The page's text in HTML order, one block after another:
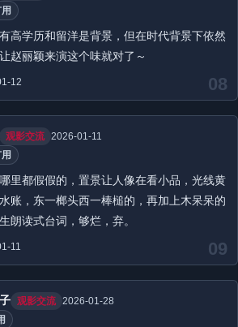
08
高学历和留洋是背景，但在时代背景下依然
赵丽颖来演这个味就对了～
12
09
观影交流 2026-01-11
里都假假的，置景让人像在看小品，光线黄
账，东一榔头西一棒槌的，再加上木呆呆的
朗读式台词，够烂，弃。
11
观影交流 2026-01-28